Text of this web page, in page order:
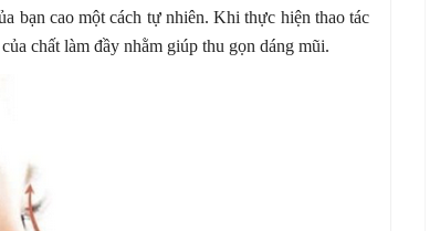
bạn cao một cách tự nhiên. Khi thực hiện thao tác
chất làm đầy nhằm giúp thu gọn dáng mũi.